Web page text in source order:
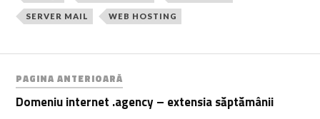
SERVER MAIL WEB HOSTING
PAGINA ANTERIOARĂ
Domeniu internet .agency – extensia săptămânii